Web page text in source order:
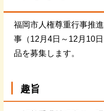
福岡市人権尊重行事推
事（12月4日～12月10
品を募集します。
趣旨